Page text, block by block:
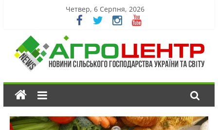
Четвер, 6 Серпня, 2026